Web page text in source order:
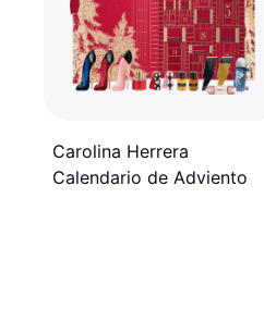
Carolina Herrera
Calendario de Adviento